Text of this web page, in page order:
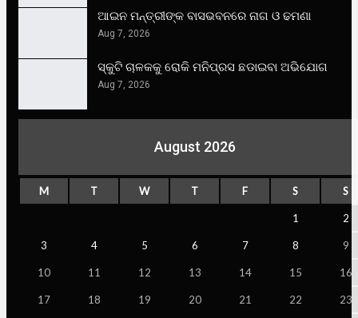
ଆଇନ ମନ୍ତ୍ରୀଙ୍କ ବାସଭବନରେ ନାଗ ଓ ଢମଣା
Aug 7, 2026
ସ୍କୁଟି ଚାଳକକୁ ରୋକି ମନିପ୍ରସ ଛଡାଇବା ଅଭିଯୋଗ
Aug 7, 2026
August 2026
M T W T F S S
1 2
3 4 5 6 7 8 9
10 11 12 13 14 15 16
17 18 19 20 21 22 23